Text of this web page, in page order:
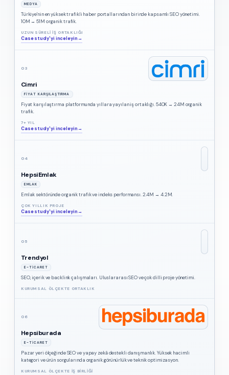
MEDYA
Türkiye'nin en yüksek trafikli haber portallarından birinde kapsamlı SEO yönetimi.
10M → 51M organik trafik.
UZUN SÜRELI IŞ ORTAKLIĞI
Case study'yi inceleyin→
03
Cimri
FIYAT KARŞILAŞTIRMA
Fiyat karşılaştırma platformunda yıllara yayılan iş ortaklığı. 540K → 24M organik
trafik.
7+ YIL
Case study'yi inceleyin→
04
HepsiEmlak
EMLAK
Emlak sektöründe organik trafik ve indeks performansı. 2.4M → 4.2M.
ÇOK YILLIK PROJE
Case study'yi inceleyin→
05
Trendyol
E-TICARET
SEO, içerik ve backlink çalışmaları. Uluslararası SEO ve çok dilli proje yönetimi.
KURUMSAL ÖLÇEKTE ORTAKLIK
06
Hepsiburada
E-TICARET
Pazar yeri ölçeğinde SEO ve yapay zekâ destekli danışmanlık. Yüksek hacimli
kategori ve ürün sorgularında organik görünürlük ve teknik optimizasyon.
KURUMSAL ÖLÇEKTE IŞ BIRLIĞI